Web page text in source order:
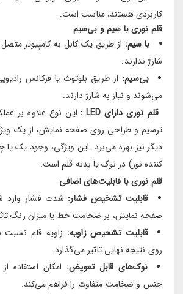
کاربردی هستند، مناسب است.
قلم نوری با سیم و بی‌سیم
با سیم: از طریق یک کابل به کامپیوتر
شارژ ندارند.
بی‌سیم: از طریق بلوتوث یا فرکانس
می‌شوند و نیاز به شارژ دارند.
قلم نوری دارای LED :
این نوع علاوه بر
ترسیم و طراحی روی صفحه نمایش، از یک
کننده نور) در نوک یا بدنه قلم است.
قلم نوری با قابلیت‌های اضافی
قابلیت تشخیص فشار: شدت فشار وارد
صفحه نمایش، بر ضخامت خط یا میزان رنگ
قابلیت تشخیص زاویه: زاویه قلم
روی نتیجه نهایی تاثیر می‌گذارد.
نوک‌های قابل تعویض: امکان استفاده
جنس و ضخامت متفاوت را فراهم می‌کند.